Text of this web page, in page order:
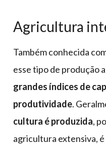
Agricultura
Também conhecida
esse tipo de produção
grandes índices de
produtividade.
cultura é produzida,
agricultura extensiva,